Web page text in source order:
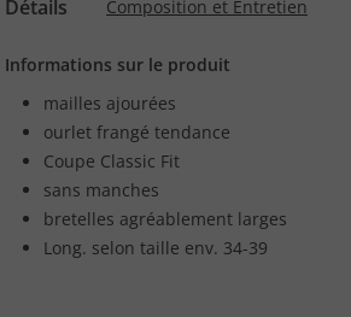
Détails Composition et Entretien
Informations sur le produit
mailles ajourées
ourlet frangé tendance
Coupe Classic Fit
sans manches
bretelles agréablement larges
Long. selon taille env. 34-39